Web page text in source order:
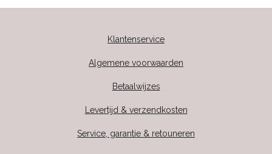
Klantenservice
Algemene voorwaarden
Betaalwijzes
Levertijd & verzendkosten
Service, garantie & retouneren